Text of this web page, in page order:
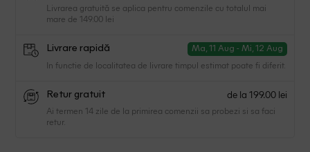
Livrarea gratuită se aplica pentru comenzile cu totalul mai
mare de 149.00 lei
Livrare rapidă Ma, 11 Aug - Mi, 12 Aug
In functie de localitatea de livrare timpul estimat poate fi diferit.
Retur gratuit de la 199.00 lei
Ai termen 14 zile de la primirea comenzii sa probezi si sa faci
retur.